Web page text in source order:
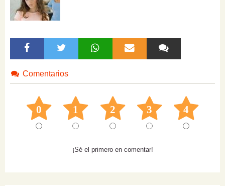
Comentarios
0 1 2 3 4
¡Sé el primero en comentar!